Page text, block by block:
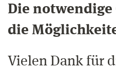
Die
die
Vielen Dank für